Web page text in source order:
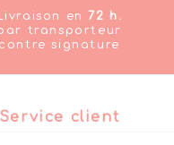
Livraison en72 h.
transporteur
contre signature
Service client